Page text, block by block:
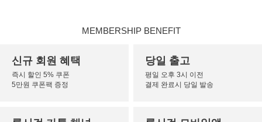
MEMBERSHIP BENEFIT
신규 회원 혜택
즉시 할인 5% 쿠폰
5만원 쿠폰팩 증정
당일 출고
평일 오후 3시 이전
결제 완료시 당일 발송